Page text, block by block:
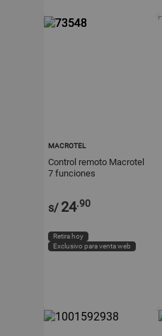
MACROTEL
Control remoto Macrotel
7 funciones
s/ 24.90
Retira hoy
Exclusivo para venta web